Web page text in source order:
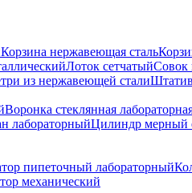
Корзина нержавеющая сталь
Лоток сетчатыйСовок
из нержавеющей стали
Воронка стеклянная
лабораторныйЦилиндр мерный
пипеточный лабораторный
механический